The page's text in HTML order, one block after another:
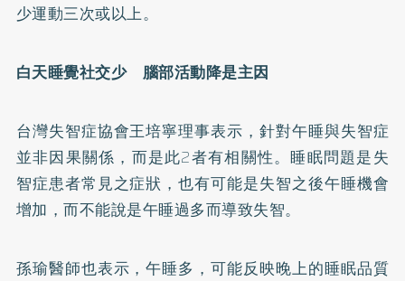
少運動三次或以上。
白天睡覺社交少 腦部活動降是主因
台灣失智症協會王培寧理事表示，針對午睡與失智症
並非因果關係，而是此2者有相關性。睡眠問題是失
智症患者常見之症狀，也有可能是失智之後午睡機會
增加，而不能說是午睡過多而導致失智。
孫瑜醫師也表示，午睡多，可能反映晚上的睡眠品質